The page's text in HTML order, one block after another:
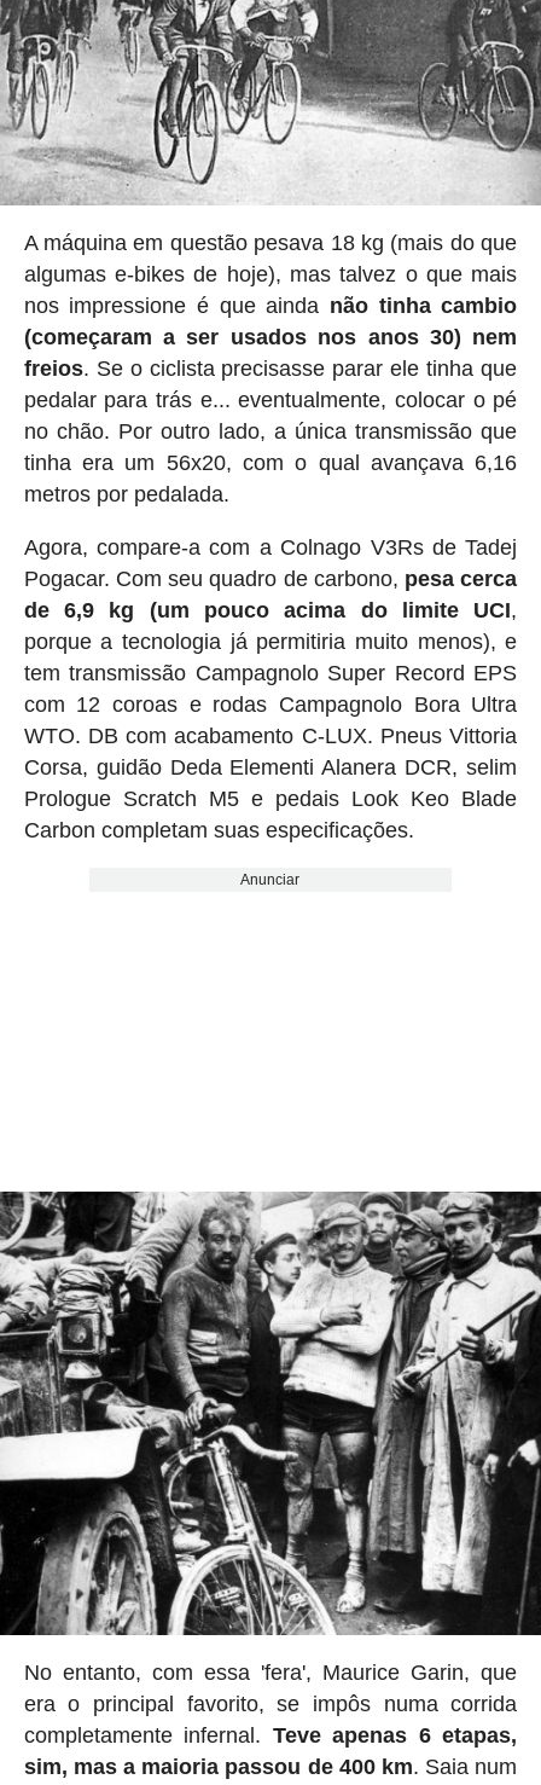
A máquina em questão pesava 18 kg (mais do que
algumas e-bikes de hoje), mas talvez o que mais
nos impressione é que ainda não tinha cambio
(começaram a ser usados nos anos 30) nem
freios. Se o ciclista precisasse parar ele tinha que
pedalar para trás e... eventualmente, colocar o pé
no chão. Por outro lado, a única transmissão que
tinha era um 56x20, com o qual avançava 6,16
metros por pedalada.
Agora, compare-a com a Colnago V3Rs de Tadej
Pogacar. Com seu quadro de carbono, pesa cerca
de 6,9 ​​kg (um pouco acima do limite UCI,
porque a tecnologia já permitiria muito menos), e
tem transmissão Campagnolo Super Record EPS
com 12 coroas e rodas Campagnolo Bora Ultra
WTO. DB com acabamento C-LUX. Pneus Vittoria
Corsa, guidão Deda Elementi Alanera DCR, selim
Prologue Scratch M5 e pedais Look Keo Blade
Carbon completam suas especificações.
Anunciar
No entanto, com essa 'fera', Maurice Garin, que
era o principal favorito, se impôs numa corrida
completamente infernal. Teve apenas 6 etapas,
sim, mas a maioria passou de 400 km. Saia num